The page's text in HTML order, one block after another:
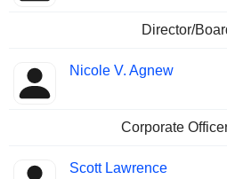
Director/
Nicole V. Agnew
Corporate
Scott Lawrence